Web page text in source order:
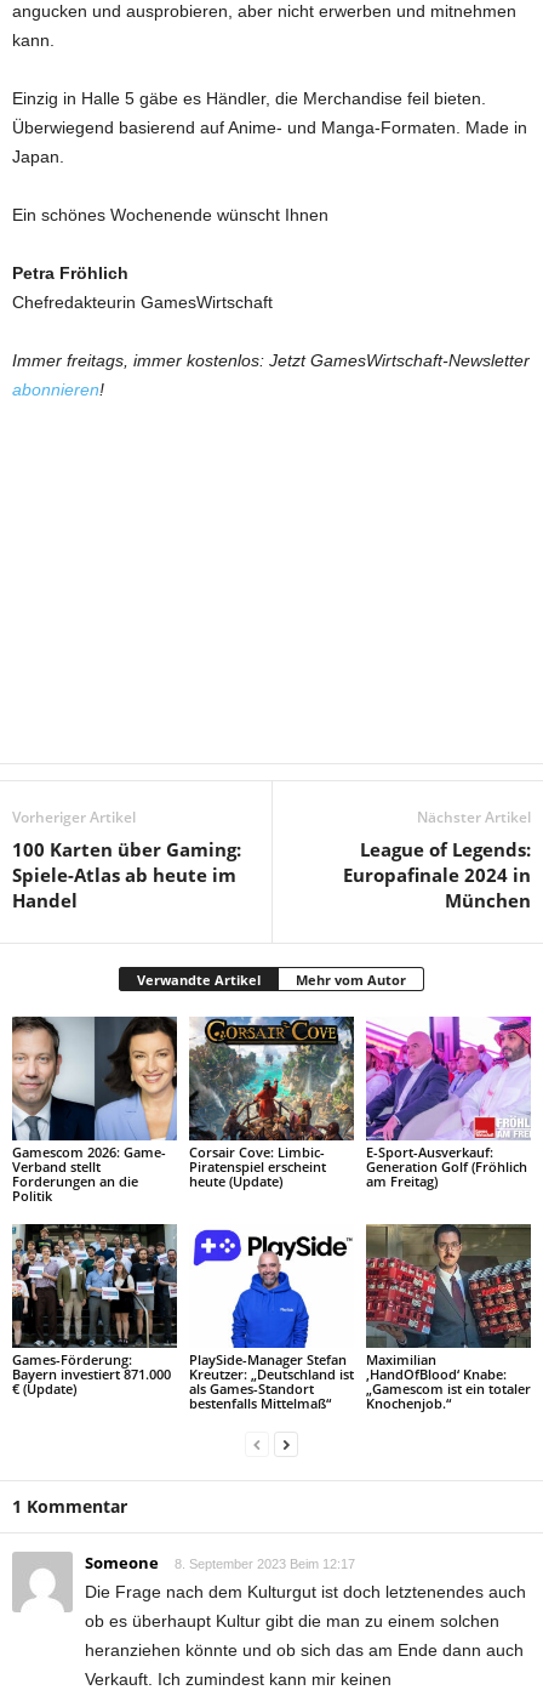
angucken und ausprobieren, aber nicht erwerben und mitnehmen
kann.
Einzig in Halle 5 gäbe es Händler, die Merchandise feil bieten.
Überwiegend basierend auf Anime- und Manga-Formaten. Made in
Japan.
Ein schönes Wochenende wünscht Ihnen
Petra Fröhlich
Chefredakteurin GamesWirtschaft
Immer freitags, immer kostenlos: Jetzt GamesWirtschaft-Newsletter
abonnieren!
Vorheriger Artikel
100 Karten über Gaming:
Spiele-Atlas ab heute im
Handel
Nächster Artikel
League of Legends:
Europafinale 2024 in
München
Verwandte Artikel Mehr vom Autor
Gamescom 2026: Game-
Verband stellt
Forderungen an die
Politik
Corsair Cove: Limbic-
Piratenspiel erscheint
heute (Update)
E-Sport-Ausverkauf:
Generation Golf (Fröhlich
am Freitag)
Games-Förderung:
Bayern investiert 871.000
€ (Update)
PlaySide-Manager Stefan
Kreutzer: „Deutschland ist
als Games-Standort
bestenfalls Mittelmaß“
Maximilian
‚HandOfBlood‘ Knabe:
„Gamescom ist ein totaler
Knochenjob.“
1 Kommentar
Someone 8. September 2023 Beim 12:17
Die Frage nach dem Kulturgut ist doch letztenendes auch
ob es überhaupt Kultur gibt die man zu einem solchen
heranziehen könnte und ob sich das am Ende dann auch
Verkauft. Ich zumindest kann mir keinen